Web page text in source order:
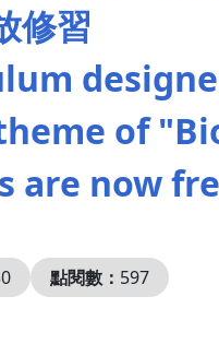
修習
of
are now
點閱數： 597